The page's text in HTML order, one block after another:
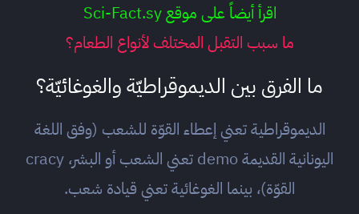
اقرأ أيضاً على موقع Sci-Fact.sy
ما سبب التقبل المختلف لأنواع الطعام؟
ما الفرق بين الديموقراطيّة والغوغائيّة؟
الديموقراطية تعني إعطاء القوّة للشعب (وفق اللغة
اليونانية القديمة demo تعني الشعب أو البشر، cracy
القوّة)، بينما الغوغائية تعني قيادة شعب.